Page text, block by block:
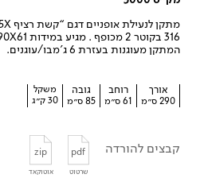
המתקן מעוגנות בעזרת 6 ג’מבו/עוגנים.
אורך
290 ס״מ
רוחב
61 ס״מ
גובה
85 ס״מ
משקל
30 ק״ג
קבצים להורדה pdf
שרטוט
zip
אוטוקאד